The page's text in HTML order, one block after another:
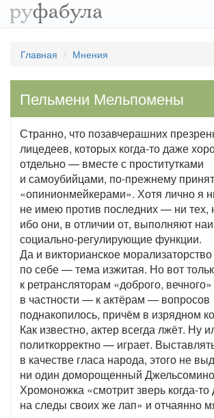
Главная Мнения
Пельмени Мельпомены
Странно, что позавчерашних
лицедеев, которых когда-то даже
отдельно — вместе с проститутками
и самоубийцами, по-прежнему
«опинионмейкерами». Хотя лично я
не имею против последних — ни тех,
ибо они, в отличии от, выполняют
социально-регулирующие функции.
Да и викторианское
по себе — тема изжитая. Но вот
к ретрансляторам «доброго,
в частности — к актёрам — вопросов
поднакопилось, причём в изрядном
Как известно, актер всегда лжёт. Ну
политкорректно — играет.
в качестве гласа народа, этого не
ни один доморощенный
Хромоножка «смотрит зверь когда-то
на следы своих же лап» и отчаянно